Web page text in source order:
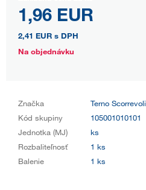
1,96 EUR
2,41 EUR s DPH
Na objednávku
Značka
Terno Scorrevoli
Kód skupiny
105001010101
Jednotka (MJ)
ks
Rozbaliteľnosť
1 ks
Balenie
1 ks